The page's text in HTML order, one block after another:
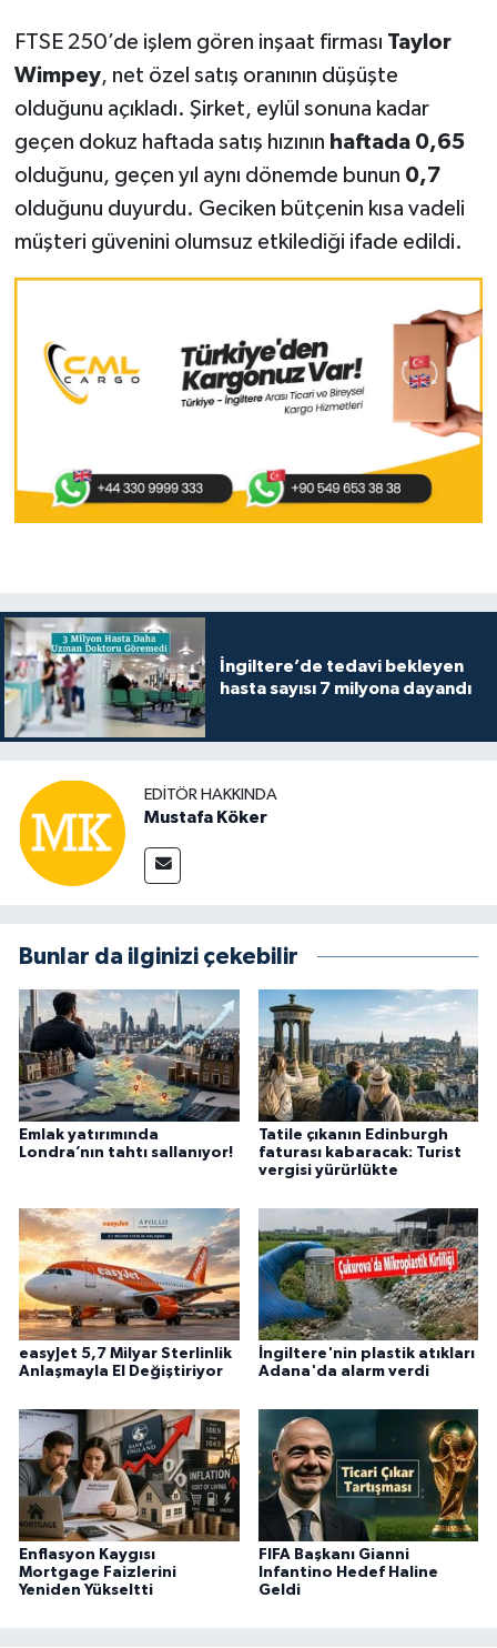
FTSE 250’de işlem gören inşaat firması Taylor
Wimpey, net özel satış oranının düşüşte
olduğunu açıkladı. Şirket, eylül sonuna kadar
geçen dokuz haftada satış hızının haftada 0,65
olduğunu, geçen yıl aynı dönemde bunun 0,7
olduğunu duyurdu. Geciken bütçenin kısa vadeli
müşteri güvenini olumsuz etkilediği ifade edildi.
İngiltere’de tedavi bekleyen
hasta sayısı 7 milyona dayandı
EDITÖR HAKKINDA
Mustafa Köker
Bunlar da ilginizi çekebilir
Emlak yatırımında
Londra’nın tahtı sallanıyor!
Tatile çıkanın Edinburgh
faturası kabaracak: Turist
vergisi yürürlükte
easyJet 5,7 Milyar Sterlinlik
Anlaşmayla El Değiştiriyor
İngiltere'nin plastik atıkları
Adana'da alarm verdi
Enflasyon Kaygısı
Mortgage Faizlerini
Yeniden Yükseltti
FIFA Başkanı Gianni
Infantino Hedef Haline
Geldi